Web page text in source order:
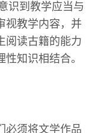
识到教学应当与
视教学内容，并
阅读古籍的能力
知识相结合。
必须将文学作品